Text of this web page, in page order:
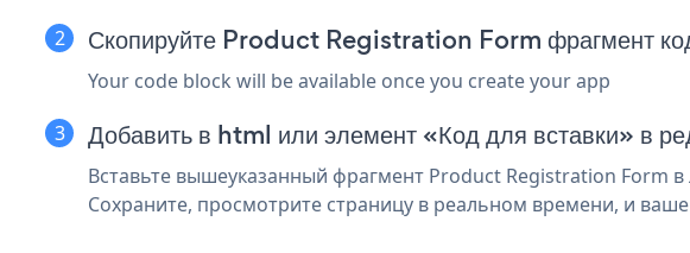
Скопируйте Product Registration Form фрагмент
Your code block will be available once you create your app
Добавить в html или элемент «Код для вставки» в
Вставьте вышеуказанный фрагмент Product Registration Form
Сохраните, просмотрите страницу в реальном времени, и